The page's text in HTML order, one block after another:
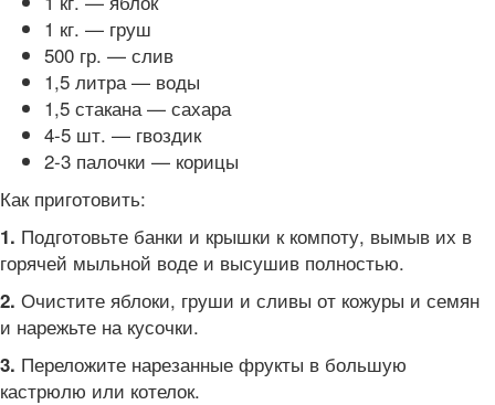
1 кг. — груш
500 гр. — слив
1,5 литра — воды
1,5 стакана — сахара
4-5 шт. — гвоздик
2-3 палочки — корицы
Как приготовить:
1. Подготовьте банки и крышки к компоту, вымыв их в
горячей мыльной воде и высушив полностью.
2. Очистите яблоки, груши и сливы от кожуры и семян
и нарежьте на кусочки.
3. Переложите нарезанные фрукты в большую
кастрюлю или котелок.